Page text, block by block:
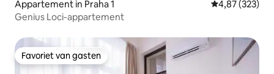
Appartement in Praha 1 Gemiddelde
4,87 (323)
Genius Loci-appartement
Favoriet van gasten
Favoriet van gasten